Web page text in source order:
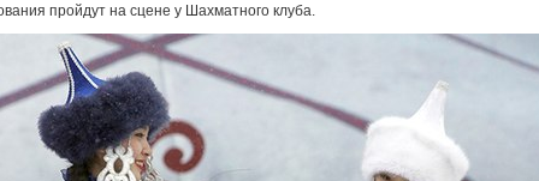
пройдут на сцене у Шахматного клуба.